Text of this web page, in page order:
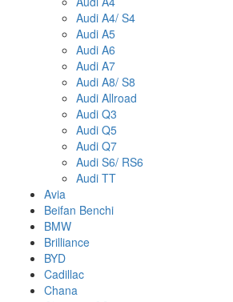
Audi A4/ S4
Audi A5
Audi A6
Audi A7
Audi A8/ S8
Audi Allroad
Audi Q3
Audi Q5
Audi Q7
Audi S6/ RS6
Audi TT
Avia
Beifan Benchi
BMW
Brilliance
BYD
Cadillac
Chana